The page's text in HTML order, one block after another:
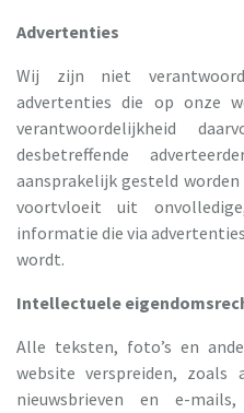
Advertenties
Wij zijn niet
advertenties die op onze
verantwoordelijkheid
desbetreffende
aansprakelijk gesteld worden
voortvloeit uit
informatie die via
wordt.
Intellectuele
Alle teksten, foto’s en
website verspreiden, zoals
nieuwsbrieven en e-